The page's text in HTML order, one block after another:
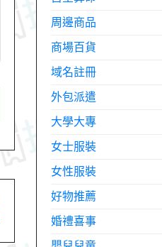
周邊商品
商場百貨
域名註冊
外包派遣
大學大專
女士服裝
女性服裝
好物推薦
婚禮喜事